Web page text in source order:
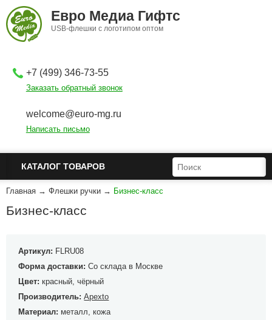
Перейти к основному содержанию
Евро Медиа Гифтс
USB-флешки с логотипом оптом
+7 (499) 346-73-55
Заказать обратный звонок
welcome@euro-mg.ru
Написать письмо
КАТАЛОГ ТОВАРОВ ФОРМА ПОИСКА
ПОИСК
Главная → Флешки ручки → Бизнес-класс
Бизнес-класс
Артикул: FLRU08
Форма доставки:Со склада в Москве
Цвет:красный, чёрный
Производитель:Apexto
Материал: металл, кожа